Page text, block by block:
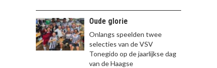
Oude glorie
Onlangs speelden twee
selecties van de VSV
Tonegido op de jaarlijkse dag
van de Haagse